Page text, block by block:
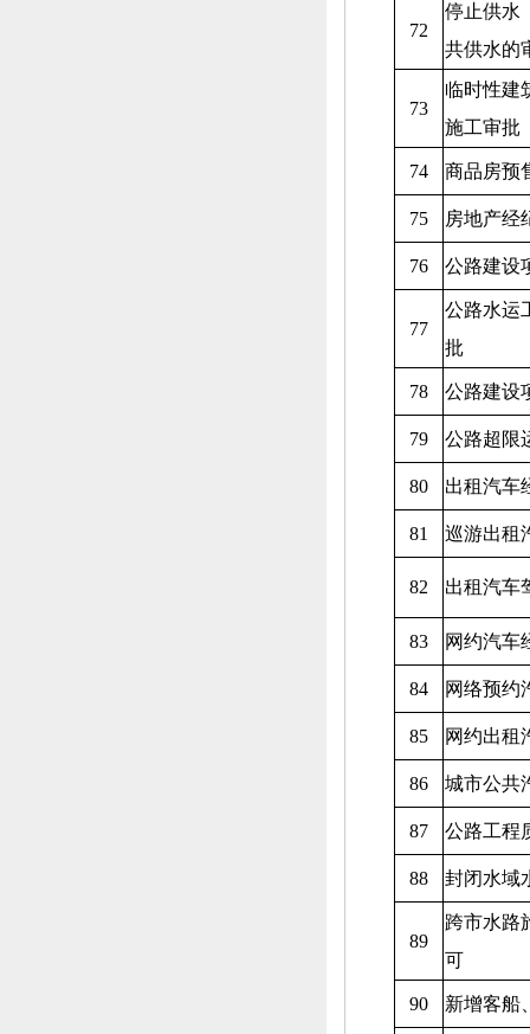
72
停止供水
共供水的
73
临时性建
施工审批
74 商品房预
75 房地产经
76 公路建设
77
公路水运
批
78 公路建设
79 公路超限
80 出租汽车
81 巡游出租
82 出租汽车
83 网约汽车
84 网络预约
85 网约出租
86 城市公共
87 公路工程
88 封闭水域
89
跨市水路
可
90 新增客船